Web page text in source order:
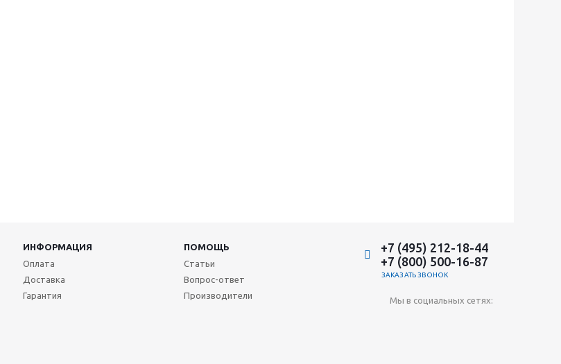
ИНФОРМАЦИЯ
ПОМОЩЬ
Оплата
Доставка
Гарантия
Статьи
Вопрос-ответ
Производители
+7 (495) 212-18-44
+7 (800) 500-16-87
ЗАКАЗАТЬ ЗВОНОК
Мы в социальных сетях: